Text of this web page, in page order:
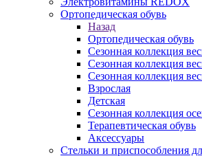
Ортопедическая обувь
Назад
Ортопедическая обувь
Сезонная коллекция
Сезонная коллекция
Сезонная коллекция
Взрослая
Детская
Сезонная коллекция
Терапевтическая обувь
Аксессуары
Стельки и приспособления